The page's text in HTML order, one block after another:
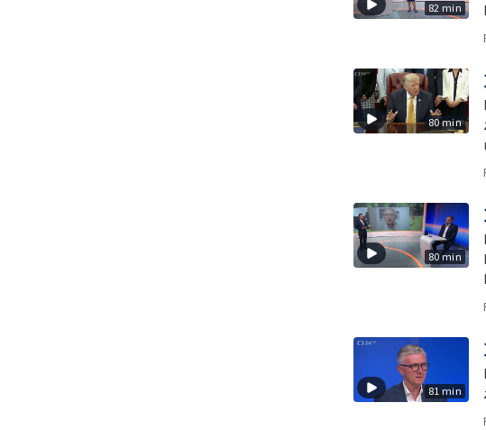
82 min
80 min
80 min
81 min